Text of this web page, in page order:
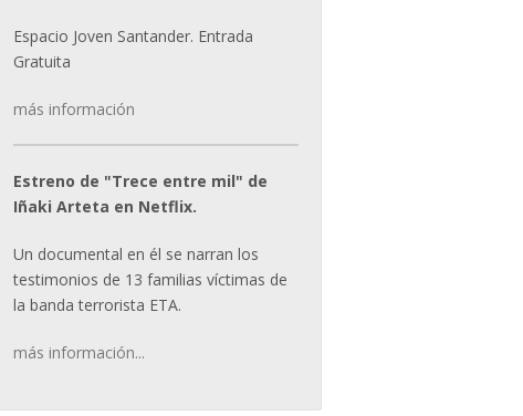
Espacio Joven Santander. Entrada
Gratuita
más información
Estreno de "Trece entre mil" de
Iñaki Arteta en Netflix.
Un documental en él se narran los
testimonios de 13 familias víctimas de
la banda terrorista ETA.
más información...